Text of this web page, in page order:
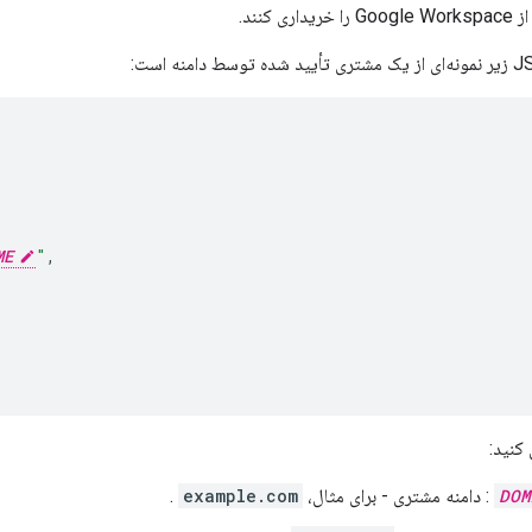
از Google Workspace را خریداری کنند.
" ,
کنید:
: دامنه مشتری - برای مثال، example.com
.